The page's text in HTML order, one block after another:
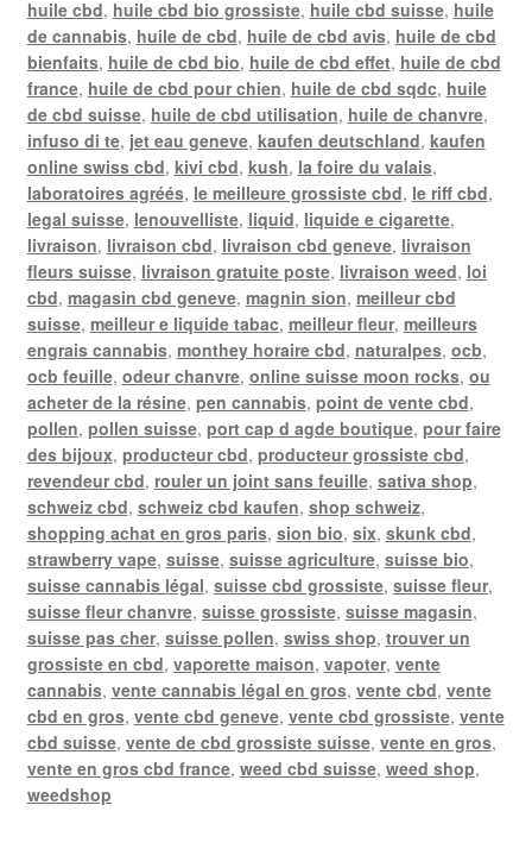
huile cbd, huile cbd bio grossiste, huile cbd suisse, huile
de cannabis, huile de cbd, huile de cbd avis, huile de cbd
bienfaits, huile de cbd bio, huile de cbd effet, huile de cbd
france, huile de cbd pour chien, huile de cbd sqdc, huile
de cbd suisse, huile de cbd utilisation, huile de chanvre,
infuso di te, jet eau geneve, kaufen deutschland, kaufen
online swiss cbd, kivi cbd, kush, la foire du valais,
laboratoires agréés, le meilleure grossiste cbd, le riff cbd,
legal suisse, lenouvelliste, liquid, liquide e cigarette,
livraison, livraison cbd, livraison cbd geneve, livraison
fleurs suisse, livraison gratuite poste, livraison weed, loi
cbd, magasin cbd geneve, magnin sion, meilleur cbd
suisse, meilleur e liquide tabac, meilleur fleur, meilleurs
engrais cannabis, monthey horaire cbd, naturalpes, ocb,
ocb feuille, odeur chanvre, online suisse moon rocks, ou
acheter de la résine, pen cannabis, point de vente cbd,
pollen, pollen suisse, port cap d agde boutique, pour faire
des bijoux, producteur cbd, producteur grossiste cbd,
revendeur cbd, rouler un joint sans feuille, sativa shop,
schweiz cbd, schweiz cbd kaufen, shop schweiz,
shopping achat en gros paris, sion bio, six, skunk cbd,
strawberry vape, suisse, suisse agriculture, suisse bio,
suisse cannabis légal, suisse cbd grossiste, suisse fleur,
suisse fleur chanvre, suisse grossiste, suisse magasin,
suisse pas cher, suisse pollen, swiss shop, trouver un
grossiste en cbd, vaporette maison, vapoter, vente
cannabis, vente cannabis légal en gros, vente cbd, vente
cbd en gros, vente cbd geneve, vente cbd grossiste, vente
cbd suisse, vente de cbd grossiste suisse, vente en gros,
vente en gros cbd france, weed cbd suisse, weed shop,
weedshop